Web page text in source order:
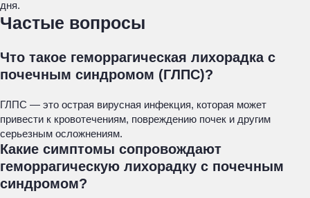
дня.
Частые вопросы
Что такое геморрагическая лихорадка с
почечным синдромом (ГЛПС)?
ГЛПС — это острая вирусная инфекция, которая может
привести к кровотечениям, повреждению почек и другим
серьезным осложнениям.
Какие симптомы сопровождают
геморрагическую лихорадку с почечным
синдромом?